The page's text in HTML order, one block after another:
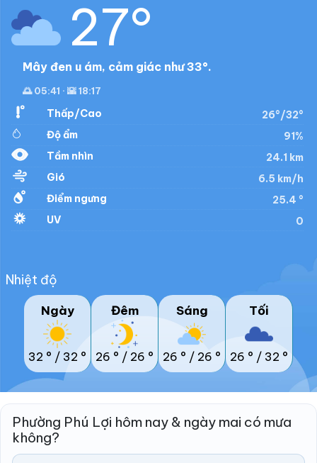
27°
Mây đen u ám, cảm giác như 33°.
🌅 05:41 · 🌇 18:17
Thấp/Cao
26°/32°
Độ ẩm
91%
Tầm nhìn
24.1 km
Gió
6.5 km/h
Điểm ngưng
25.4 °
UV
0
Nhiệt độ
Ngày
32 ° / 32 °
Đêm
26 ° / 26 °
Sáng
26 ° / 26 °
Tối
26 ° / 32 °
Phường Phú Lợi hôm nay & ngày mai có mưa
không?